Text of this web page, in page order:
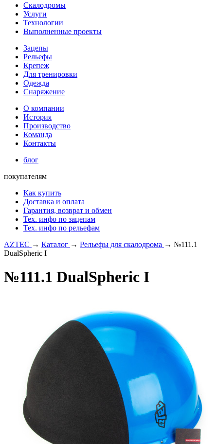
Скалодромы
Услуги
Технологии
Выполненные проекты
Зацепы
Рельефы
Крепеж
Для тренировки
Одежда
Снаряжение
О компании
История
Производство
Команда
Контакты
блог
покупателям
Как купить
Доставка и оплата
Гарантия, возврат и обмен
Тех. инфо по зацепам
Тех. инфо по рельефам
AZTEC → Каталог → Рельефы для скалодрома → №111.1
DualSpheric I
№111.1 DualSpheric I